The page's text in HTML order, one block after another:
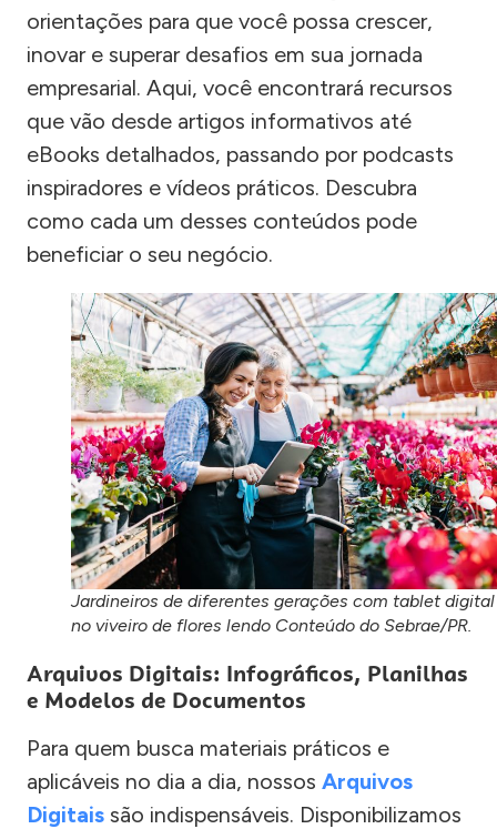
orientações para que você possa crescer,
inovar e superar desafios em sua jornada
empresarial. Aqui, você encontrará recursos
que vão desde artigos informativos até
eBooks detalhados, passando por podcasts
inspiradores e vídeos práticos. Descubra
como cada um desses conteúdos pode
beneficiar o seu negócio.
Jardineiros de diferentes gerações com tablet digital
no viveiro de flores lendo Conteúdo do Sebrae/PR.
Arquivos Digitais: Infográficos, Planilhas
e Modelos de Documentos
Para quem busca materiais práticos e
aplicáveis no dia a dia, nossos Arquivos
Digitais são indispensáveis. Disponibilizamos